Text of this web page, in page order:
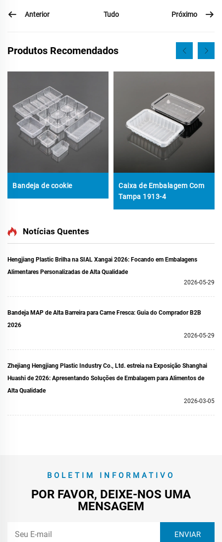
Anterior Tudo Próximo
Produtos Recomendados
Bandeja de cookie
Caixa de Embalagem Com
Tampa 1913-4
Notícias Quentes
Hengjiang Plastic Brilha na SIAL Xangai 2026: Focando em Embalagens
Alimentares Personalizadas de Alta Qualidade
2026-05-29
Bandeja MAP de Alta Barreira para Carne Fresca: Guia do Comprador B2B
2026
2026-05-29
Zhejiang Hengjiang Plastic Industry Co., Ltd. estreia na Exposição Shanghai
Huashi de 2026: Apresentando Soluções de Embalagem para Alimentos de
Alta Qualidade
2026-03-05
BOLETIM INFORMATIVO
POR FAVOR, DEIXE-NOS UMA
MENSAGEM